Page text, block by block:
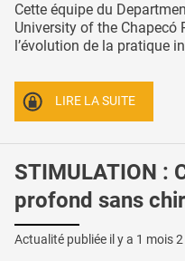
Cette équipe du
University of the Chapecó
l’évolution de la pratique
LIRE LA SUITE
STIMULATION :
profond sans
Actualité publiée il y a 1 mois